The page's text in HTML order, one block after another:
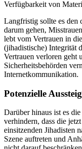
Verfügbarkeit von
Langfristig sollte es den
darum gehen,
lebt vom Vertrauen in
(jihadistische) Integrität
Vertrauen verloren geht
Sicherheitsbehörden
Internetkommunikation.
Potenzielle
Darüber hinaus ist es
verhindern, dass die
einsitzenden Jihadisten
Szene auftreten und